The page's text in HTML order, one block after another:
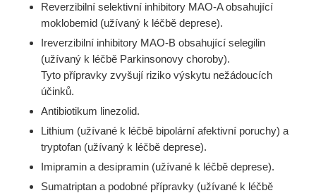
Reverzibilní selektivní inhibitory MAO-A obsahující
moklobemid (užívaný k léčbě deprese).
Ireverzibilní inhibitory MAO-B obsahující selegilin
(užívaný k léčbě Parkinsonovy choroby).
Tyto přípravky zvyšují riziko výskytu nežádoucích
účinků.
Antibiotikum linezolid.
Lithium (užívané k léčbě bipolární afektivní poruchy) a
tryptofan (užívaný k léčbě deprese).
Imipramin a desipramin (užívané k léčbě deprese).
Sumatriptan a podobné přípravky (užívané k léčbě